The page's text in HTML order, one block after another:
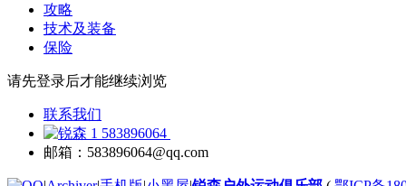
攻略
技术及装备
保险
请先登录后才能继续浏览
联系我们
583896064
邮箱：583896064@qq.com